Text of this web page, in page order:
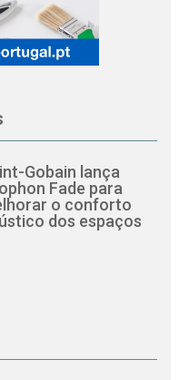
Gobain lança
Fade para
o conforto
dos espaços